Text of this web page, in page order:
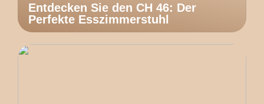
Entdecken Sie den CH 46: Der
Perfekte Esszimmerstuhl